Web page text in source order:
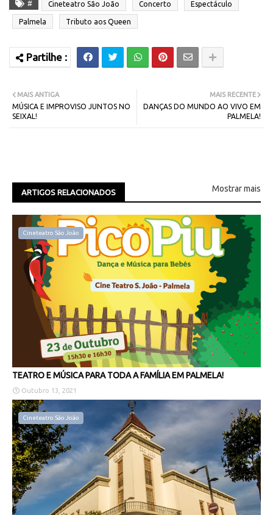
# Cineteatro São João Concerto Espectáculo
Palmela Tributo aos Queen
MAIS RECENTE
DANÇAS DO MUNDO AO VIVO EM
PALMELA!
MAIS ANTIGA
MÚSICA E IMPROVISO JUNTOS NO
SEIXAL!
ARTIGOS RELACIONADOS Mostrar mais
Cineteatro São João
TEATRO E MÚSICA PARA TODA A FAMÍLIA EM PALMELA!
Outubro 13, 2021
Cineteatro São João